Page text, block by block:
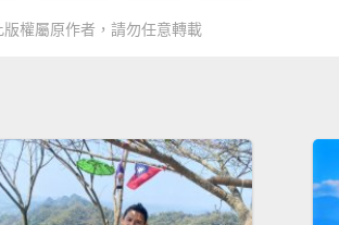
版權屬原作者，請勿任意轉載